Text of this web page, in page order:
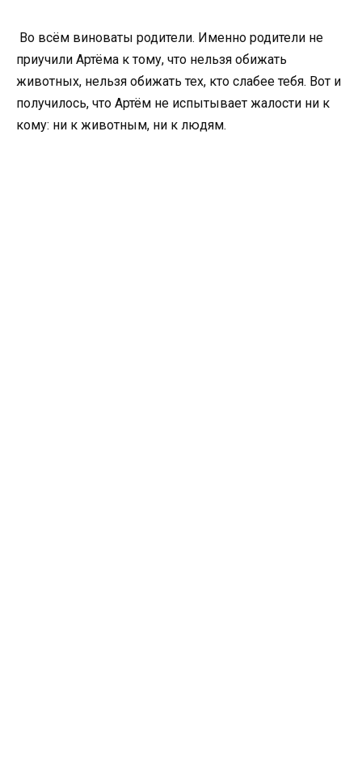
Во всём виноваты родители. Именно родители не
приучили Артёма к тому, что нельзя обижать
животных, нельзя обижать тех, кто слабее тебя. Вот и
получилось, что Артём не испытывает жалости ни к
кому: ни к животным, ни к людям.